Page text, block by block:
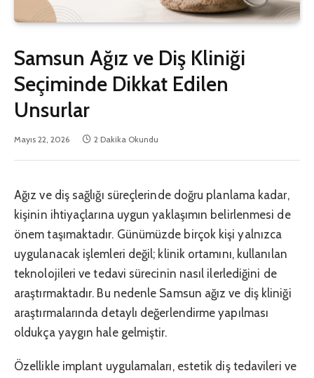
Samsun Ağız ve Diş Kliniği
Seçiminde Dikkat Edilen
Unsurlar
Mayıs 22, 2026 2 Dakika Okundu
Ağız ve diş sağlığı süreçlerinde doğru planlama kadar,
kişinin ihtiyaçlarına uygun yaklaşımın belirlenmesi de
önem taşımaktadır. Günümüzde birçok kişi yalnızca
uygulanacak işlemleri değil; klinik ortamını, kullanılan
teknolojileri ve tedavi sürecinin nasıl ilerlediğini de
araştırmaktadır. Bu nedenle Samsun ağız ve diş kliniği
araştırmalarında detaylı değerlendirme yapılması
oldukça yaygın hale gelmiştir.
Özellikle implant uygulamaları, estetik diş tedavileri ve